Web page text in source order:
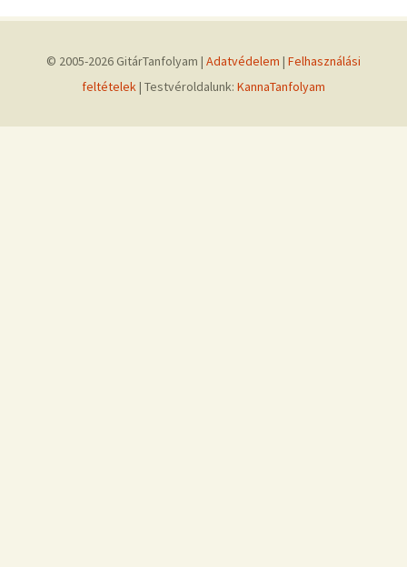
© 2005-2026 GitárTanfolyam | Adatvédelem | Felhasználási
feltételek| Testvéroldalunk: KannaTanfolyam